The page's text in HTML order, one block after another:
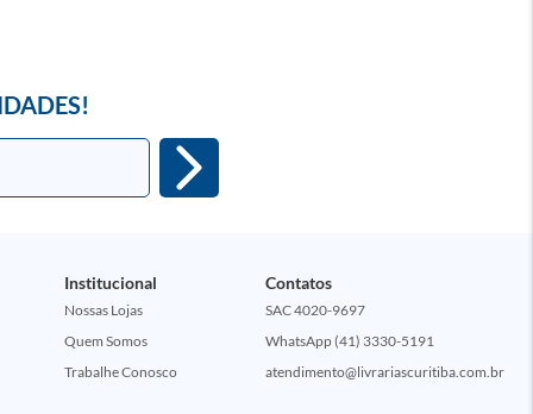
Institucional
Nossas Lojas
Quem Somos
Trabalhe Conosco
Contatos
SAC 4020-9697
WhatsApp (41) 3330-5191
atendimento@livrariascuritiba.com.br